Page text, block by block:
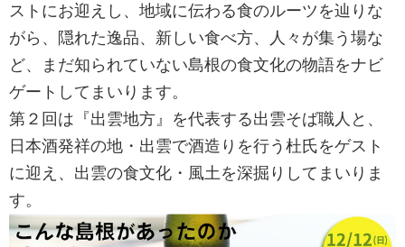
ストにお迎えし、地域に伝わる食のルーツを辿りな
がら、隠れた逸品、新しい食べ方、人々が集う場な
ど、まだ知られていない島根の食文化の物語をナビ
ゲートしてまいります。
第２回は『出雲地方』を代表する出雲そば職人と、
日本酒発祥の地・出雲で酒造りを行う杜氏をゲスト
に迎え、出雲の食文化・風土を深掘りしてまいりま
す。